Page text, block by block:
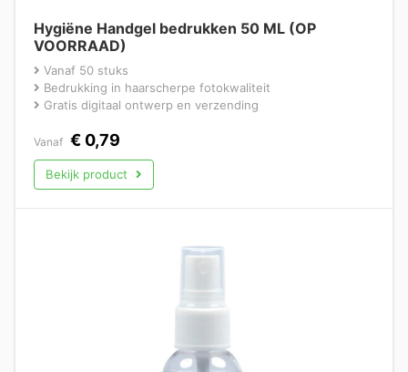
Hygiëne Handgel bedrukken 50 ML (OP
VOORRAAD)
Vanaf 50 stuks
Bedrukking in haarscherpe fotokwaliteit
Gratis digitaal ontwerp en verzending
Vanaf € 0,79
Bekijk product